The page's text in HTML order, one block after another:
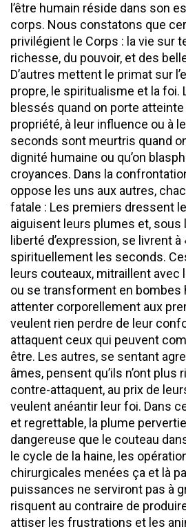
l’être humain réside dans son
corps. Nous constatons que
privilégient le Corps : la vie sur
richesse, du pouvoir, et des
D’autres mettent le primat sur
propre, le spiritualisme et la foi.
blessés quand on porte atteinte
propriété, à leur influence ou à
seconds sont meurtris quand
dignité humaine ou qu’on
croyances. Dans la
oppose les uns aux autres,
fatale : Les premiers dressent
aiguisent leurs plumes et, sous
liberté d’expression, se livrent
spirituellement les seconds.
leurs couteaux, mitraillent avec
ou se transforment en bombes
attenter corporellement aux
veulent rien perdre de leur
attaquent ceux qui peuvent
être. Les autres, se sentant
âmes, pensent qu’ils n’ont plus
contre-attaquent, au prix de
veulent anéantir leur foi. Dans
et regrettable, la plume
dangereuse que le couteau
le cycle de la haine, les
chirurgicales menées ça et là
puissances ne serviront pas à
risquent au contraire de
attiser les frustrations et les